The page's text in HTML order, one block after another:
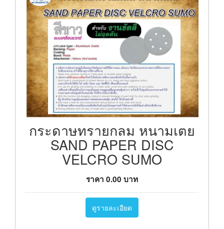
กระดาษทรายกลม หนามเตย
SAND PAPER DISC
VELCRO SUMO
ราคา 0.00 บาท
ดูรายละเอียด